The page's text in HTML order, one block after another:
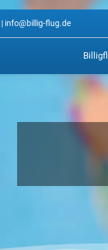
| info@billig-flug.de